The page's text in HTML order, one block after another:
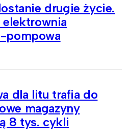
drugie życie.
elektrownia
pompowa
dla litu trafia do
magazyny
8 tys. cykli